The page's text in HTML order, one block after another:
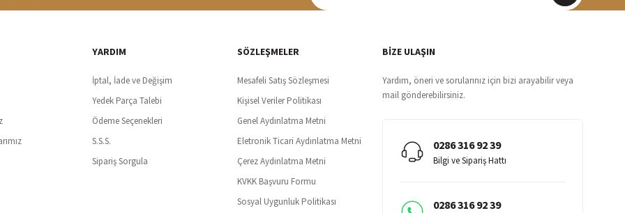
SSl sertifikası ve 3D ödeme ile bilgileriniz güvende
Tüm ürünlerde ücretsiz teslimat
YARDIM
İptal, İade ve Değişim
Yedek Parça Talebi
Ödeme Seçenekleri
S.S.S.
Sipariş Sorgula
SÖZLEŞMELER
Mesafeli Satış Sözleşmesi
Kişisel Veriler Politikası
Genel Aydınlatma Metni
Eletronik Ticari Aydınlatma Metni
Çerez Aydınlatma Metni
KVKK Başvuru Formu
Sosyal Uygunluk Politikası
BİZE ULAŞIN
Yardım, öneri ve sorularınız için bizi arayabilir veya
mail gönderebilirsiniz.
0286 316 92 39
Bilgi ve Sipariş Hattı
0286 316 92 39